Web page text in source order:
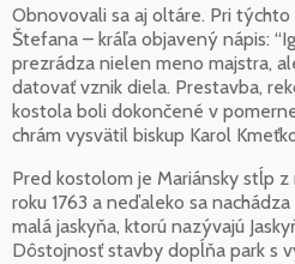
Obnovovali sa aj oltáre. Pri týchto
Štefana – kráľa objavený nápis:
prezrádza nielen meno majstra,
datovať vznik diela. Prestavba,
kostola boli dokončené v
chrám vysvätil biskup Karol
Pred kostolom je Mariánsky stĺp
roku 1763 a neďaleko sa
malá jaskyňa, ktorú nazývajú
Dôstojnosť stavby dopĺňa park s